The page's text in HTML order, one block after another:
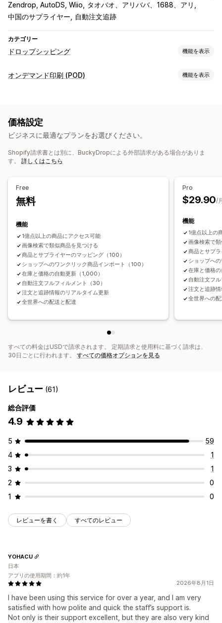
Zendrop, AutoDS, Wiio
タオバオ、アリババ、1688、アリ
中国のサプライヤー
自動注文追跡
カテゴリー
ドロップシッピング 機能を表示
販売可能な商品
おもちゃ・ゲーム
ビジネス・事務用品
ハードウェア 自動車関連
調達ロケーション
オンデマンド印刷 (POD) 機能を表示
カスタムテンプレート
全面プリント バッグ ブランケット アパレル 刺繍 帽子 靴
ウォールアート
エコフレンドリー
ホワイトラベル
グローバルフルフィルメント
リアルタイム更新
税込価格
注文追跡
価格設定
ビジネスに最適なプランをお選びください。
Shopify請求書とは別に、BuckyDropによる外部請求がある場合がありま
す。 詳しくはこちら
Free
無料
機能
1億点以上の商品にアクセス可能
画像検索で類似商品を見つける
商品とサプライヤーのマッピング（100）
ショップへのワンクリック商品インポート（100）
在庫と価格の自動更新（1,000）
自動注文フルフィルメント（30）
注文と追跡情報のリアルタイム更新
全世界への配送と配達
Pro
$29.90/
機能
1億点以上の
画像検索で
商品とサプ
ショップへ
在庫と価格
自動注文フ
注文と追跡
全世界への
すべての料金はUSDで請求されます。 定期請求と使用料に基づく請求は、
30日ごとに行われます。 すべての価格オプションを見る
レビュー (61)
総合評価
4.9
5
59
4
1
3
1
2
0
1
0
レビューを書く すべてのレビュー
2026年8月1日
I have been using this service for over a year, and I am very
satisfied with how polite and quick the staff’s support is.
Not only is their support excellent, but they are also very kind
YOHACU
日本
アプリの使用期間：約1年